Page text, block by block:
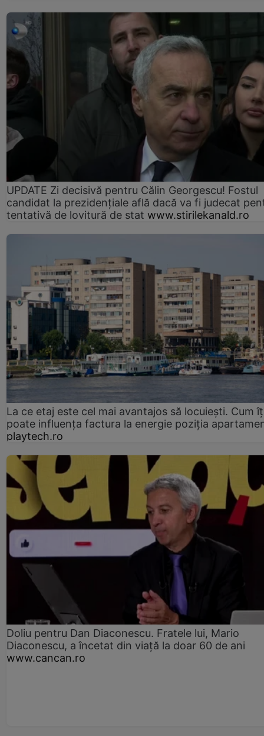
UPDATE Zi decisivă pentru Călin Georgescu! Fostul
candidat la prezidențiale află dacă va fi judecat
tentativă de lovitură de stat www.stirilekanald.ro
La ce etaj este cel mai avantajos să locuiești. Cum
poate influența factura la energie poziția
playtech.ro
Doliu pentru Dan Diaconescu. Fratele lui, Mario
Diaconescu, a încetat din viață la doar 60 de ani
www.cancan.ro